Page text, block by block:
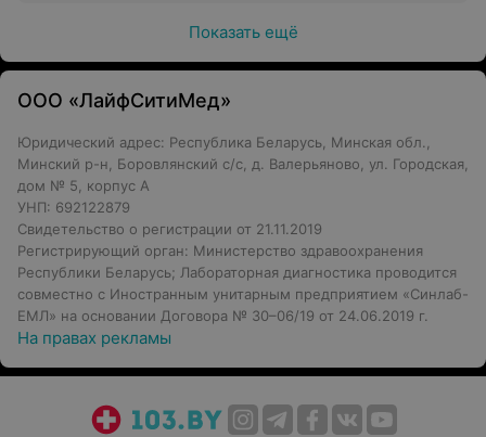
Показать ещё
ООО «ЛайфСитиМед»
Юридический адрес: Республика Беларусь, Минская обл.,
Минский р-н, Боровлянский с/с, д. Валерьяново, ул. Городская,
дом № 5, корпус А
УНП: 692122879
Свидетельство о регистрации от 21.11.2019
Регистрирующий орган: Министерство здравоохранения
Республики Беларусь; Лабораторная диагностика проводится
совместно с Иностранным унитарным предприятием «Синлаб-
ЕМЛ» на основании Договора № 30–06/19 от 24.06.2019 г.
На правах рекламы